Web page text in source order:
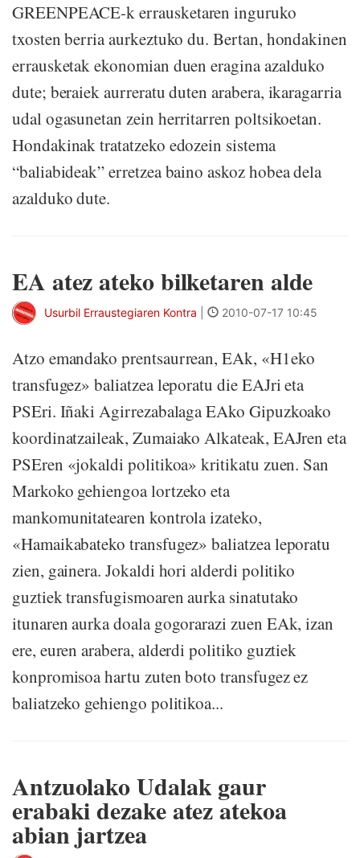
GREENPEACE-k errausketaren inguruko
txosten berria aurkeztuko du. Bertan, hondakinen
errausketak ekonomian duen eragina azalduko
dute; beraiek aurreratu duten arabera, ikaragarria
udal ogasunetan zein herritarren poltsikoetan.
Hondakinak tratatzeko edozein sistema
“baliabideak” erretzea baino askoz hobea dela
azalduko dute.
EA atez ateko bilketaren alde
Usurbil Erraustegiaren Kontra 2010-07-17 10:45
Atzo emandako prentsaurrean, EAk, «H1eko
transfugez» baliatzea leporatu die EAJri eta
PSEri. Iñaki Agirrezabalaga EAko Gipuzkoako
koordinatzaileak, Zumaiako Alkateak, EAJren eta
PSEren «jokaldi politikoa» kritikatu zuen. San
Markoko gehiengoa lortzeko eta
mankomunitatearen kontrola izateko,
«Hamaikabateko transfugez» baliatzea leporatu
zien, gainera. Jokaldi hori alderdi politiko
guztiek transfugismoaren aurka sinatutako
itunaren aurka doala gogorarazi zuen EAk, izan
ere, euren arabera, alderdi politiko guztiek
konpromisoa hartu zuten boto transfugez ez
baliatzeko gehiengo politikoa...
Antzuolako Udalak gaur
erabaki dezake atez atekoa
abian jartzea